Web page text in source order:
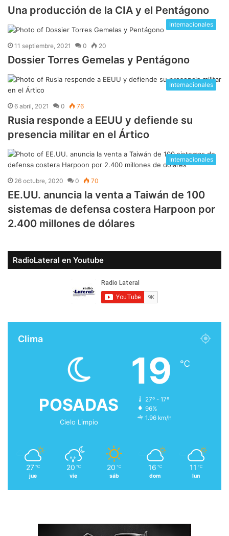
Una producción de la CIA y el Pentágono
Internacionales
11 septiembre, 2021 0 20
Dossier Torres Gemelas y Pentágono
Internacionales
6 abril, 2021 0 76
Rusia responde a EEUU y defiende su
presencia militar en el Ártico
Internacionales
26 octubre, 2020 0 70
EE.UU. anuncia la venta a Taiwán de 100
sistemas de defensa costera Harpoon por
2.400 millones de dólares
RadioLateral en Youtube
Clima
POSADAS
Cielo Limpio
19 ℃
27º - 17º
96%
1.96 km/h
27 ℃
jue
20 ℃
vie
20 ℃
sáb
16 ℃
dom
11 ℃
lun